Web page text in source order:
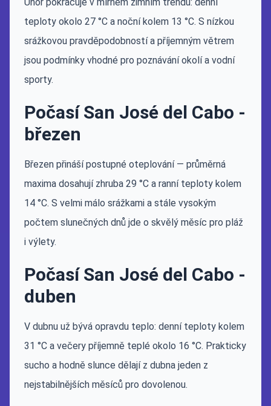
teploty okolo 27 °C a noční kolem 13 °C. S nízkou
srážkovou pravděpodobností a příjemným větrem
jsou podmínky vhodné pro poznávání okolí a vodní
sporty.
Počasí San José del Cabo -
březen
Březen přináší postupné oteplování — průměrná
maxima dosahují zhruba 29 °C a ranní teploty kolem
14 °C. S velmi málo srážkami a stále vysokým
počtem slunečných dnů jde o skvělý měsíc pro pláž
i výlety.
Počasí San José del Cabo -
duben
V dubnu už bývá opravdu teplo: denní teploty kolem
31 °C a večery příjemně teplé okolo 16 °C. Prakticky
sucho a hodně slunce dělají z dubna jeden z
nejstabilnějších měsíců pro dovolenou.